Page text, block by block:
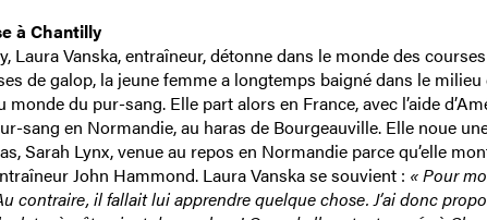
à Chantilly
Laura Vanska, entraîneur, détonne dans le monde des
de galop, la jeune femme a longtemps baigné dans le
monde du pur-sang. Elle part alors en France, avec l’aide
sang en Normandie, au haras de Bourgeauville. Elle noue
Sarah Lynx, venue au repos en Normandie parce qu’elle
John Hammond. Laura Vanska se souvient : « Pour
contraire, il fallait lui apprendre quelque chose. J’ai donc